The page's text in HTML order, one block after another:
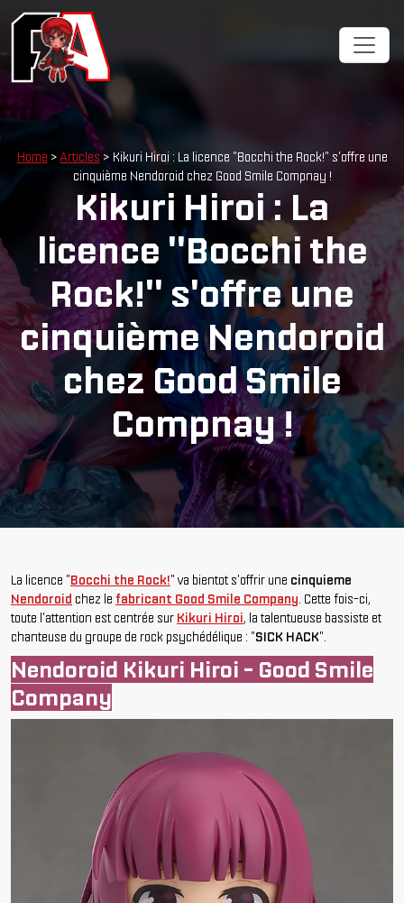
Home > Articles> Kikuri Hiroi : La licence "Bocchi the Rock!" s'offre une
cinquième Nendoroid chez Good Smile Compnay !
Kikuri Hiroi : La
licence "Bocchi the
Rock!" s'offre une
cinquième Nendoroid
chez Good Smile
Compnay !
La licence "Bocchi the Rock!" va bientot s'offrir une cinquieme
Nendoroid chez le fabricant Good Smile Company. Cette fois-ci,
toute l'attention est centrée sur Kikuri Hiroi, la talentueuse bassiste et
chanteuse du groupe de rock psychédélique : "SICK HACK".
Nendoroid Kikuri Hiroi - Good Smile
Company